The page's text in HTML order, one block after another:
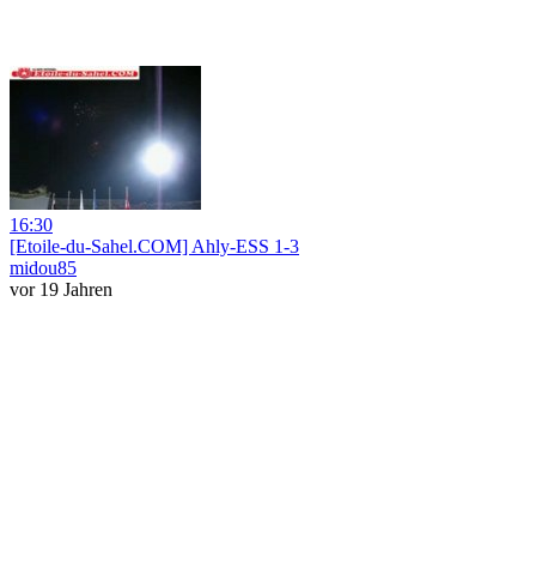
16:30
[Etoile-du-Sahel.COM] Ahly-ESS 1-3
midou85
vor 19 Jahren